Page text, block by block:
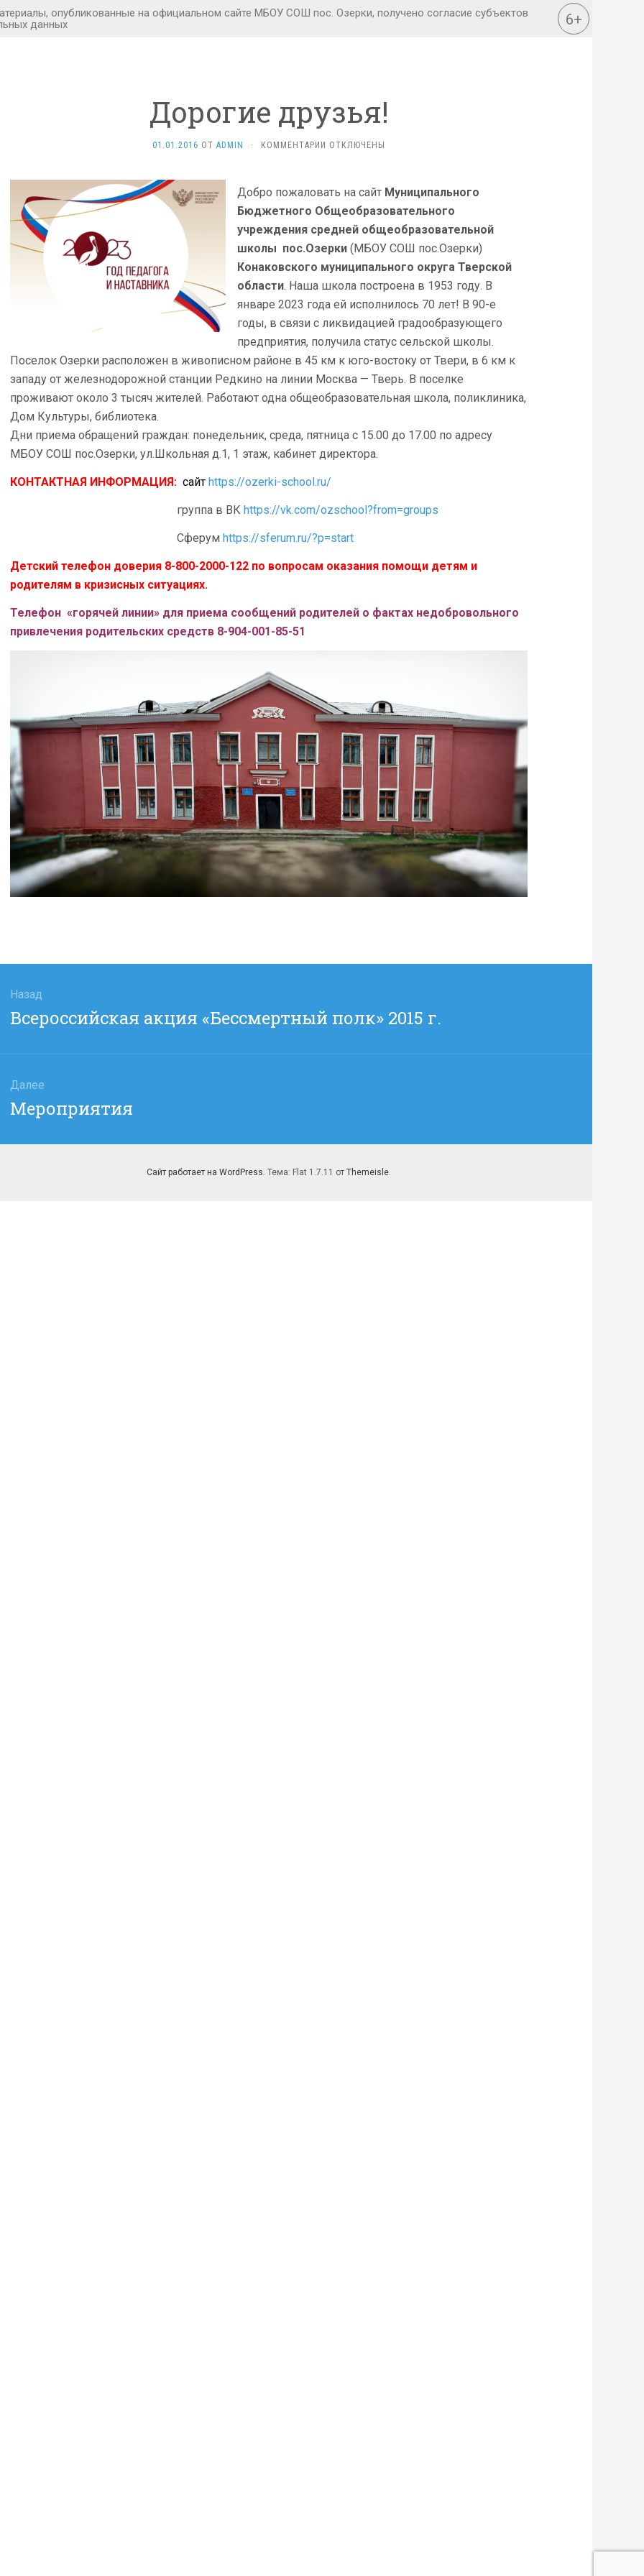
Дорогие друзья!
01.01.2016 ОТ ADMIN · КОММЕНТАРИИ КОТКЛЮЧЕНЫ
Добро пожаловать на сайт Муниципального
Бюджетного Общеобразовательного
учреждения средней общеобразовательной
школы пос.Озерки (МБОУ СОШ пос.Озерки)
Конаковского муниципального округа Тверской
области. Наша школа построена в 1953 году. В
январе 2023 года ей исполнилось 70 лет! В 90-е
годы, в связи с ликвидацией градообразующего
предприятия, получила статус сельской школы.
Поселок Озерки расположен в живописном районе в 45 км к юго-востоку от Твери, в 6 км к
западу от железнодорожной станции Редкино на линии Москва — Тверь. В поселке
проживают около 3 тысяч жителей. Работают одна общеобразовательная школа, поликлиника,
Дом Культуры, библиотека.
Дни приема обращений граждан: понедельник, среда, пятница с 15.00 до 17.00 по адресу
МБОУ СОШ пос.Озерки, ул.Школьная д.1, 1 этаж, кабинет директора.
КОНТАКТНАЯ ИНФОРМАЦИЯ: сайт https://ozerki-school.ru/
группа в ВК https://vk.com/ozschool?from=groups
Сферум https://sferum.ru/?p=start
Детский телефон доверия 8-800-2000-122 по вопросам оказания помощи детям и
родителям в кризисных ситуациях.
Телефон «горячей линии» для приема сообщений родителей о фактах недобровольного
привлечения родительских средств 8-904-001-85-51
Назад
Предыдущая
запись:
Всероссийская акция «Бессмертный полк» 2015 г.
Далее
Следующая
запись:
Мероприятия
Сайт работает на WordPress . Тема: Flat 1.7.11 от Themeisle